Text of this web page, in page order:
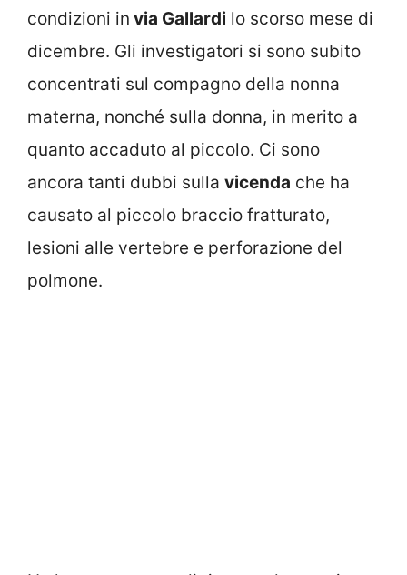
condizioni in via Gallardi lo scorso mese di
dicembre. Gli investigatori si sono subito
concentrati sul compagno della nonna
materna, nonché sulla donna, in merito a
quanto accaduto al piccolo. Ci sono
ancora tanti dubbi sulla vicenda che ha
causato al piccolo braccio fratturato,
lesioni alle vertebre e perforazione del
polmone.